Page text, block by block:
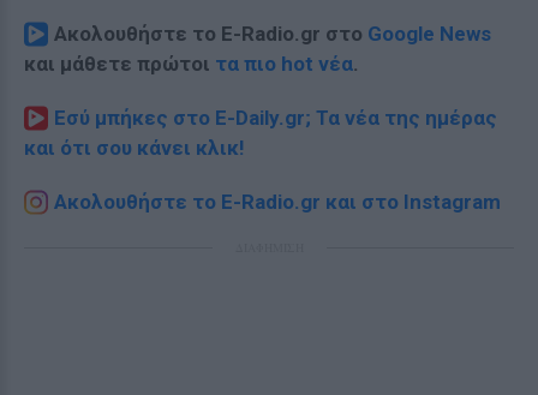
Ακολουθήστε το E-Radio.gr στο Google News
και μάθετε πρώτοι τα πιο hot νέα.
Εσύ μπήκες στο E-Daily.gr; Τα νέα της ημέρας
και ότι σου κάνει κλικ!
Ακολουθήστε το E-Radio.gr και στο Instagram